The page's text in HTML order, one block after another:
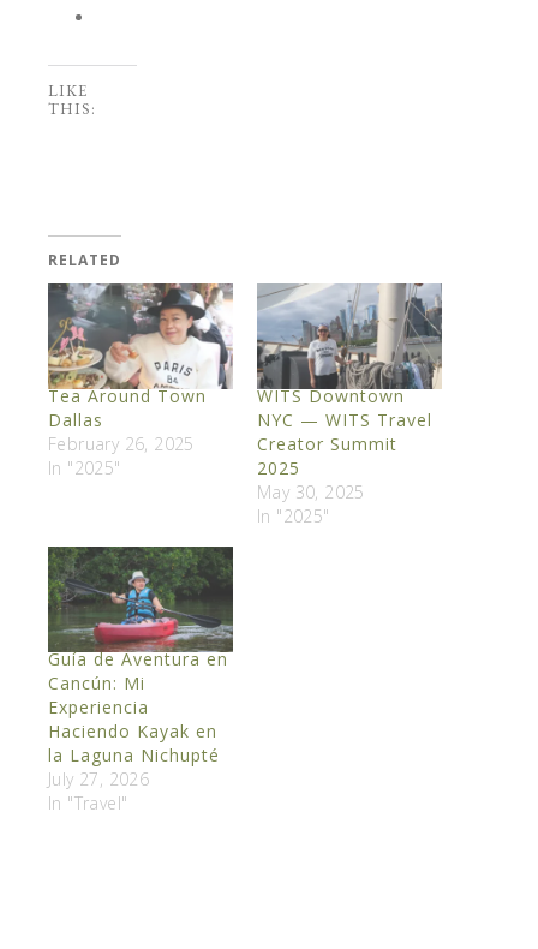
LIKE
THIS:
RELATED
Tea Around Town
Dallas
February 26, 2025
In "2025"
WITS Downtown
NYC — WITS Travel
Creator Summit
2025
May 30, 2025
In "2025"
Guía de Aventura en
Cancún: Mi
Experiencia
Haciendo Kayak en
la Laguna Nichupté
July 27, 2026
In "Travel"